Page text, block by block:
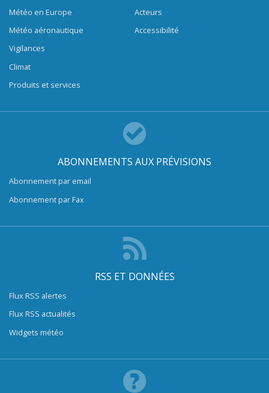
Météo en Europe
Météo aéronautique
Vigilances
Climat
Produits et services
Acteurs
Accessibilité
ABONNEMENTS AUX PRÉVISIONS
Abonnement par email
Abonnement par Fax
RSS ET DONNÉES
Flux RSS alertes
Flux RSS actualités
Widgets météo